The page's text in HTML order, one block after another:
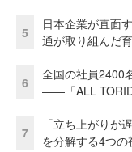
5
日本企業が直面
通が取り組んだ
6
全国の社員2400
――「ALL
7
「立ち上がり
を分解する4つの